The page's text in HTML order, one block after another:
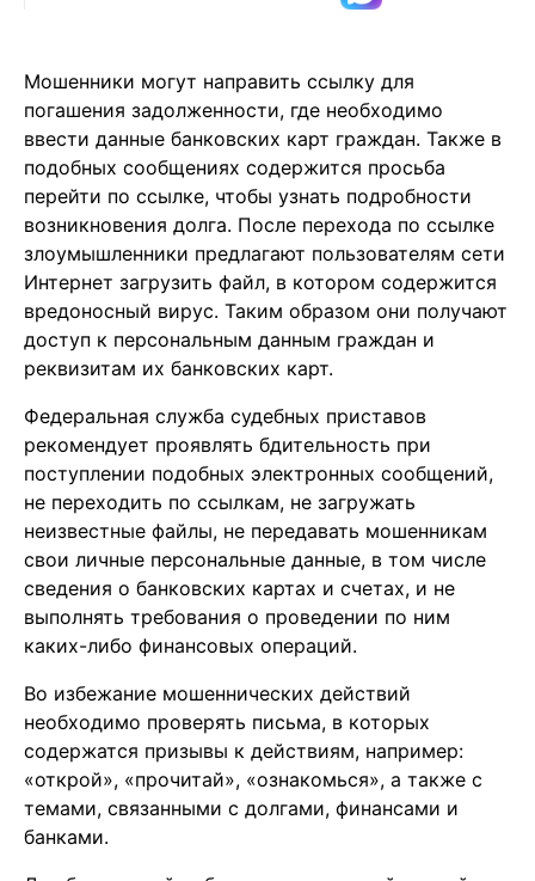
Мошенники могут направить ссылку для
погашения задолженности, где необходимо
ввести данные банковских карт граждан. Также в
подобных сообщениях содержится просьба
перейти по ссылке, чтобы узнать подробности
возникновения долга. После перехода по ссылке
злоумышленники предлагают пользователям сети
Интернет загрузить файл, в котором содержится
вредоносный вирус. Таким образом они получают
доступ к персональным данным граждан и
реквизитам их банковских карт.
Федеральная служба судебных приставов
рекомендует проявлять бдительность при
поступлении подобных электронных сообщений,
не переходить по ссылкам, не загружать
неизвестные файлы, не передавать мошенникам
свои личные персональные данные, в том числе
сведения о банковских картах и счетах, и не
выполнять требования о проведении по ним
каких-либо финансовых операций.
Во избежание мошеннических действий
необходимо проверять письма, в которых
содержатся призывы к действиям, например:
«открой», «прочитай», «ознакомься», а также с
темами, связанными с долгами, финансами и
банками.